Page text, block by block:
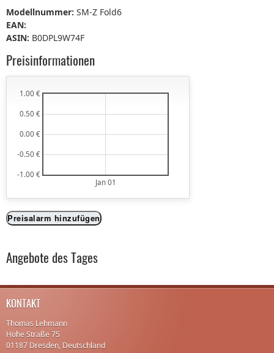
Modellnummer: SM-Z Fold6
EAN:
ASIN: B0DPL9W74F
Preisinformationen
Jan 01
-1.00 €
-0.50 €
0.00 €
0.50 €
1.00 €
Preisalarm hinzufügen
Angebote des Tages
KONTAKT
Thomas Lehmann
Hohe Straße 75
01187 Dresden, Deutschland